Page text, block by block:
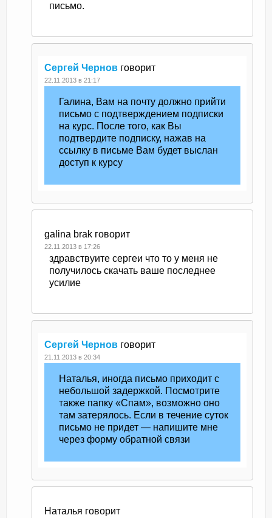
письмо.
Сергей Чернов говорит
22.11.2013 в 21:17
Галина, Вам на почту должно прийти
письмо с подтверждением подписки
на курс. После того, как Вы
подтвердите подписку, нажав на
ссылку в письме Вам будет выслан
доступ к курсу
galina brak говорит
22.11.2013 в 17:26
здравствуите сергеи что то у меня не
получилось скачать ваше последнее
усилие
Сергей Чернов говорит
21.11.2013 в 20:34
Наталья, иногда письмо приходит с
небольшой задержкой. Посмотрите
также папку «Спам», возможно оно
там затерялось. Если в течение суток
письмо не придет — напишите мне
через форму обратной связи
Наталья говорит